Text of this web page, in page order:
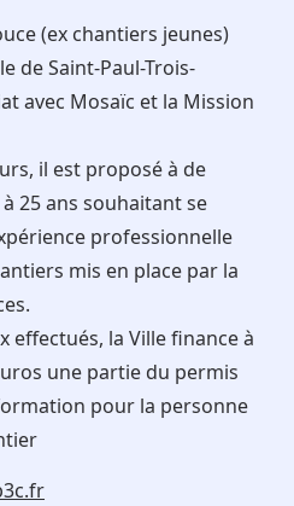
(ex chantiers jeunes)
de Saint-Paul-Trois-
avec Mosaïc et la Mission
il est proposé à de
25 ans souhaitant se
professionnelle
mis en place par la
effectués, la Ville finance à
une partie du permis
pour la personne